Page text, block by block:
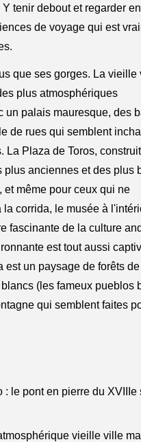
tenir debout et regarder
de voyage qui est
que ses gorges. La vieille
plus atmosphériques
un palais mauresque, des
de rues qui semblent
La Plaza de Toros,
plus anciennes et des plus
et même pour ceux qui ne
la corrida, le musée à
fascinante de la culture
est tout aussi
est un paysage de forêts
(les fameux pueblos
qui semblent faites
: le pont en pierre du XVIIIe
vieille ville